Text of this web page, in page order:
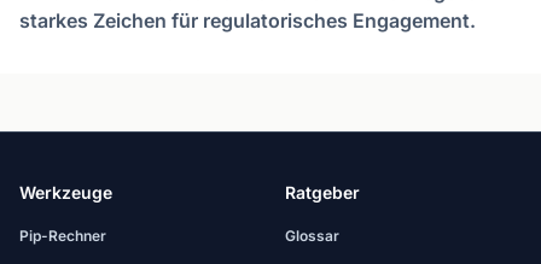
starkes Zeichen für regulatorisches Engagement.
Werkzeuge
Pip-Rechner
Ratgeber
Glossar